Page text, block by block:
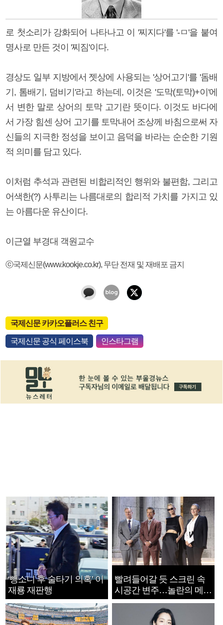
로 첫소리가 강화되어 나타나고 이 '찌지다'를 '-ㅁ'을 붙여
명사로 만든 것이 '찌짐'이다.
경상도 일부 지방에서 젯상에 사용되는 '상어고기'를 '돔배
기, 톰배기, 덤비기'라고 하는데, 이것은 '도막(토막)+이'에
서 변한 말로 상어의 토막 고기란 뜻이다. 이것도 바다에
서 가장 힘센 상어 고기를 토막내어 조상께 바침으로써 자
신들의 지극한 정성을 보이고 음덕을 바라는 순순한 기원
적 의미를 담고 있다.
이처럼 추석과 관련된 비합리적인 행위와 불편함, 그리고
어색한(?) 사투리는 나름대로의 합리적 가치를 가지고 있
는 아름다운 유산이다.
이근열 부경대 객원교수
ⓒ국제신문(www.kookje.co.kr), 무단 전재 및 재배포 금지
국제신문 카카오플러스 친구
국제신문 공식 페이스북 인스타그램
‘뺑소니 후 술타기 의혹’ 이
재룡 재판행
빨려들어갈 듯 스크린 속
시공간 변주…놀란의 메시
지는 ‘전쟁 속죄’